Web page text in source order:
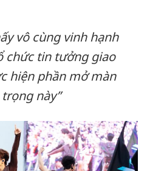
vô cùng vinh hạnh
chức tin tưởng giao
hiện phần mở màn
này”